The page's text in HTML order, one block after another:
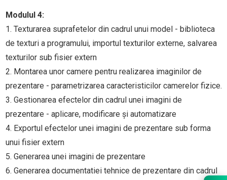
Modulul 4:
1. Texturarea suprafetelor din cadrul unui model - biblioteca
de texturi a programului, importul texturilor externe, salvarea
texturilor sub fisier extern
2. Montarea unor camere pentru realizarea imaginilor de
prezentare - parametrizarea caracteristicilor camerelor fizice.
3. Gestionarea efectelor din cadrul unei imagini de
prezentare - aplicare, modificare și automatizare
4. Exportul efectelor unei imagini de prezentare sub forma
unui fisier extern
5. Generarea unei imagini de prezentare
6. Generarea documentatiei tehnice de prezentare din cadrul